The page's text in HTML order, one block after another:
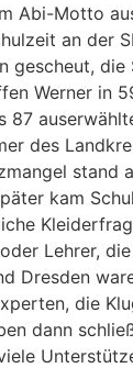
Abi-Motto
an der
Werner in
des
stand
kam
Lehrer,
Dresden
die
dann